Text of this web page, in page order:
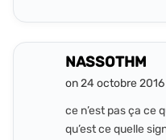
NASSOTHM
on 24 octobre
ce n’est pas ça ce
qu’est ce quelle